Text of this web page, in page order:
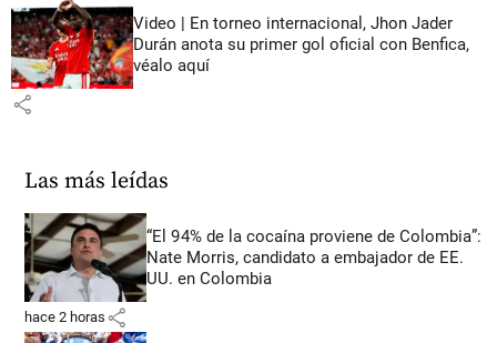
Video | En torneo internacional, Jhon Jader
Durán anota su primer gol oficial con Benfica,
véalo aquí
share
Las más leídas
“El 94% de la cocaína proviene de Colombia”:
Nate Morris, candidato a embajador de EE.
UU. en Colombia
hace 2 horas share